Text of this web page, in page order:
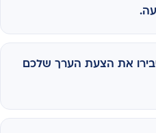
את הצעת הערך שלכם